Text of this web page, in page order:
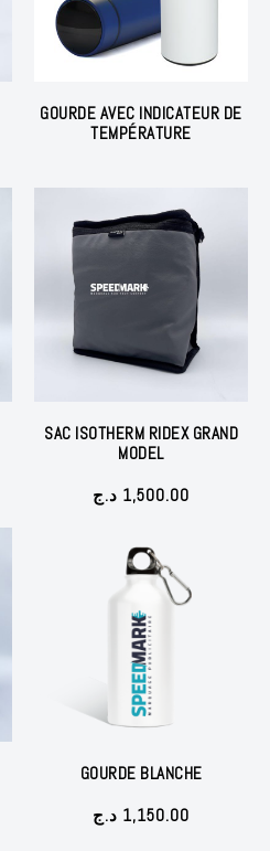
GOURDE AVEC INDICATEUR DE
TEMPÉRATURE
SAC ISOTHERM RIDEX GRAND
MODEL
1,500.00 د.ج
GOURDE BLANCHE
1,150.00 د.ج